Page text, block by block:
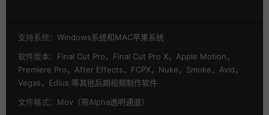
支持系统： Windows系统和MAC苹果系统
软件版本： Final Cut Pro，Final Cut Pro X，Apple Motion，
Premiere Pro，After Effects，FCPX，Nuke，Smoke，Avid，
Vegas，Edius 等其他后期视频制作软件
文件格式： Mov（带Alpha透明通道）